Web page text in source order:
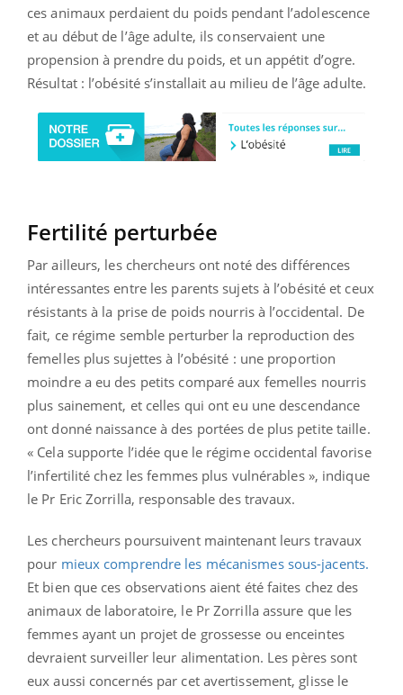
ces animaux perdaient du poids pendant l’adolescence
et au début de l’âge adulte, ils conservaient une
propension à prendre du poids, et un appétit d’ogre.
Résultat : l’obésité s’installait au milieu de l’âge adulte.
Fertilité perturbée
Par ailleurs, les chercheurs ont noté des différences
intéressantes entre les parents sujets à l’obésité et ceux
résistants à la prise de poids nourris à l’occidental. De
fait, ce régime semble perturber la reproduction des
femelles plus sujettes à l’obésité : une proportion
moindre a eu des petits comparé aux femelles nourris
plus sainement, et celles qui ont eu une descendance
ont donné naissance à des portées de plus petite taille.
« Cela supporte l’idée que le régime occidental favorise
l’infertilité chez les femmes plus vulnérables », indique
le Pr Eric Zorrilla, responsable des travaux.
Les chercheurs poursuivent maintenant leurs travaux
pour mieux comprendre les mécanismes sous-jacents.
Et bien que ces observations aient été faites chez des
animaux de laboratoire, le Pr Zorrilla assure que les
femmes ayant un projet de grossesse ou enceintes
devraient surveiller leur alimentation. Les pères sont
eux aussi concernés par cet avertissement, glisse le